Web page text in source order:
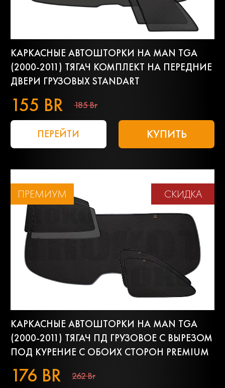
КАРКАСНЫЕ АВТОШТОРКИ НА MAN TGA
(2000-2011) ТЯГАЧ КОМПЛЕКТ НА ПЕРЕДНИЕ
ДВЕРИ ГРУЗОВЫХ STANDART
155 BR 185 Br
ПЕРЕЙТИ КУПИТЬ
ПРЕМИУМ СКИДКА
КАРКАСНЫЕ АВТОШТОРКИ НА MAN TGA
(2000-2011) ТЯГАЧ ПД ГРУЗОВОЕ С ВЫРЕЗОМ
ПОД КУРЕНИЕ С ОБОИХ СТОРОН PREMIUM
176 BR 262 Br